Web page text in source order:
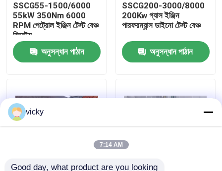
গুণগত মান নিয়ন্ত্রণ
যোগাযোগ করুন
মামলা
হাই স্পিড ডায়নামিটার
SSCG55-1500/6000
55kW 350Nm 6000
RPM পেট্রোল ইঞ্জিন টেস্ট বেঞ্চ
সিস্টেম
অনুসন্ধান পাঠান
SSCG200-3000/8000
200Kw গ্যাস ইঞ্জিন
পারফরম্যান্স ডাইনো টেস্ট বেঞ্চ
অনুসন্ধান পাঠান
vicky
7:14 AM
Good day, what product are you looking